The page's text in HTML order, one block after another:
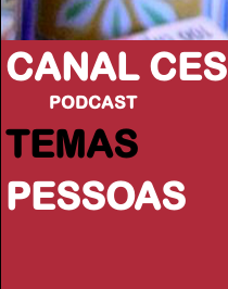
CANAL CES
PODCAST
TEMAS
PESSOAS